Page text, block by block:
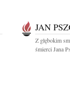
JAN
Z głębokim
śmierci Jana